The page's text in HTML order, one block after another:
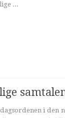
...
i den